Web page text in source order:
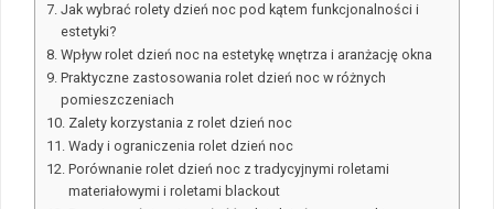
Jak wybrać rolety dzień noc pod kątem funkcjonalności i
estetyki?
Wpływ rolet dzień noc na estetykę wnętrza i aranżację okna
Praktyczne zastosowania rolet dzień noc w różnych
pomieszczeniach
Zalety korzystania z rolet dzień noc
Wady i ograniczenia rolet dzień noc
Porównanie rolet dzień noc z tradycyjnymi roletami
materiałowymi i roletami blackout